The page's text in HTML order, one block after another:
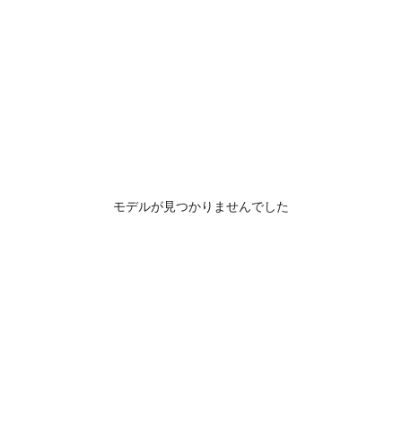
モデルが見つかりませんでした